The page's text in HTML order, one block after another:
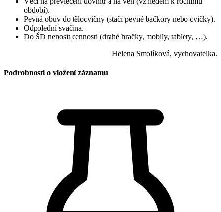
období).
Pevná obuv do tělocvičny (stačí pevné bačkory nebo cvičky).
Odpolední svačina.
Do ŠD nenosit cennosti (drahé hračky, mobily, tablety, …).
Helena Smolíková, vychovatelka.
Podrobnosti o vložení záznamu